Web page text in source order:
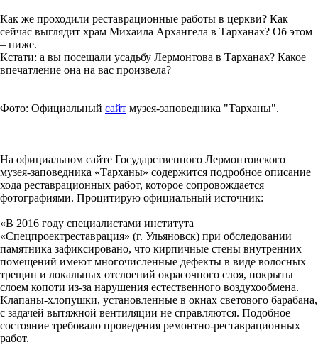
Как же проходили реставрационные работы в церкви? Как
сейчас выглядит храм Михаила Архангела в Тарханах? Об этом
– ниже.
Кстати: а вы посещали усадьбу Лермонтова в Тарханах? Какое
впечатление она на вас произвела?
Фото: Официальный сайт музея-заповедника "Тарханы".
На официальном сайте Государственного Лермонтовского
музея-заповедника «Тарханы» содержится подробное описание
хода реставрационных работ, которое сопровождается
фотографиями. Процитирую официальный источник:
«В 2016 году специалистами института
«Спецпроектреставрация» (г. Ульяновск) при обследовании
памятника зафиксировано, что кирпичные стены внутренних
помещений имеют многочисленные дефекты в виде волосных
трещин и локальных отслоений окрасочного слоя, покрыты
слоем копоти из-за нарушения естественного воздухообмена.
Клапаны-хлопушки, установленные в окнах светового барабана,
с задачей вытяжной вентиляции не справляются. Подобное
состояние требовало проведения ремонтно-реставрационных
работ.